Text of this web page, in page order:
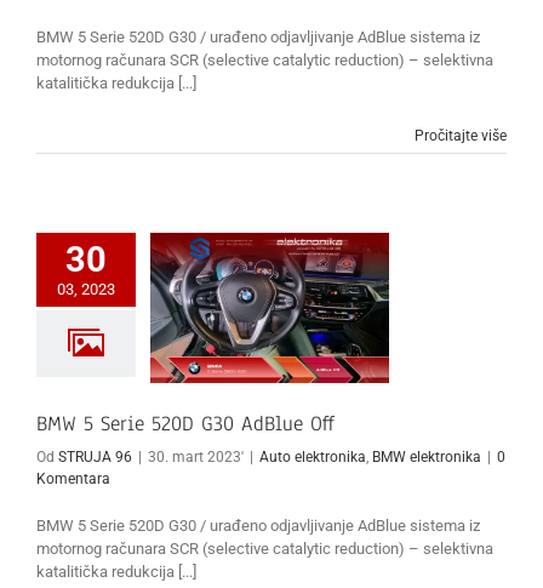
BMW 5 Serie 520D G30 / urađeno odjavljivanje AdBlue sistema iz
motornog računara SCR (selective catalytic reduction) – selektivna
katalitička redukcija [...]
Pročitajte više
30
03, 2023
BMW 5 Serie 520D G30
AdBlue Off
BMW
elektronika
BMW 5 Serie 520D G30 AdBlue Off
Od STRUJA 96 30. mart 2023' Auto elektronika, BMW elektronika
0
Komentara
BMW 5 Serie 520D G30 / urađeno odjavljivanje AdBlue sistema iz
motornog računara SCR (selective catalytic reduction) – selektivna
katalitička redukcija [...]